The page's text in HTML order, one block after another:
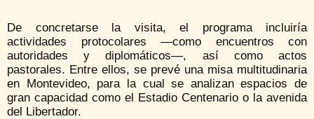
De concretarse la visita, el programa incluiría
actividades protocolares —como encuentros con
autoridades y diplomáticos—, así como actos
pastorales. Entre ellos, se prevé una misa multitudinaria
en Montevideo, para la cual se analizan espacios de
gran capacidad como el Estadio Centenario o la avenida
del Libertador.